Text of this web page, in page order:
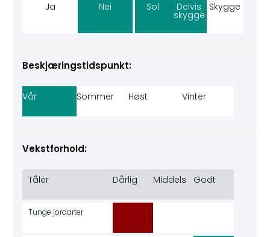
Ja Nei Sol Delvis
skygge
Skygge
Beskjæringstidspunkt:
Vår Sommer Høst Vinter
Vekstforhold:
Tåler Dårlig Middels Godt
Tunge jordarter